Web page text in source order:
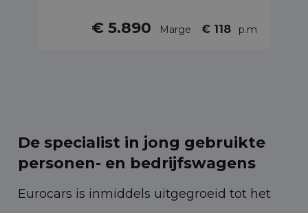
€ 5.890 Marge € 118 p.m
De specialist in jong gebruikte
personen- en bedrijfswagens
Eurocars is inmiddels uitgegroeid tot het